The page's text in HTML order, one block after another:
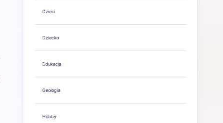
Dzieci
Dziecko
Edukacja
Geologia
Hobby